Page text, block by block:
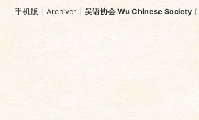
手机版 Archiver 吴语协会 Wu Chinese Society (